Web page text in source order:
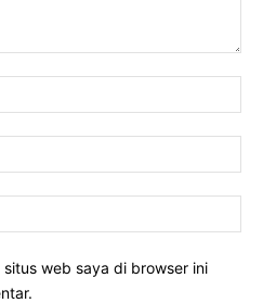
web saya di browser ini